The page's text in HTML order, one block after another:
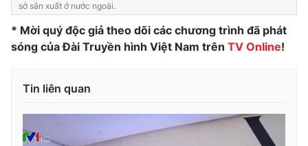
Video Shorts video
VTV Money VTV Thể thao
VTV Sức khoẻ
Thị trường 24h Tấm lòng Việt
sở sản xuất ở nước ngoài.
* Mời quý độc giả theo dõi các chương trình đã phát
sóng của Đài Truyền hình Việt Nam trên TV Online!
Tin liên quan